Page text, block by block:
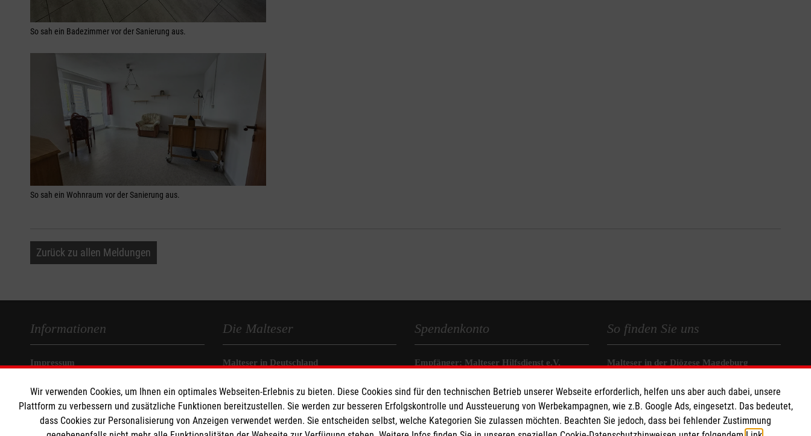
So sah ein Badezimmer vor der Sanierung aus.
So sah ein Wohnraum vor der Sanierung aus.
Zurück zu allen Meldungen
Informationen
Impressum
Barrierefreiheit
Kontakt
Presse
Die Malteser
Malteser in Deutschland
Sharepoint
Spendenkonto
Empfänger: Malteser Hilfsdienst e.V.
IBAN: DE48 3706 0120 1201 2290 10
BIC: GENODED1PA7
So finden Sie uns
Malteser in der Diözese Magdeburg
39118 Magdeburg
Telefon(0391) 60931-0
Wir verwenden Cookies, um Ihnen ein optimales Webseiten-Erlebnis zu bieten. Diese Cookies sind für den technischen Betrieb unserer Webseite erforderlich, helfen uns aber auch dabei, unsere
Plattform zu verbessern und zusätzliche Funktionen bereitzustellen. Sie werden zur besseren Erfolgskontrolle und Aussteuerung von Werbekampagnen, wie z.B. Google Ads, eingesetzt. Das bedeutet,
dass Cookies zur Personalisierung von Anzeigen verwendet werden. Sie entscheiden selbst, welche Kategorien Sie zulassen möchten. Beachten Sie jedoch, dass bei fehlender Zustimmung